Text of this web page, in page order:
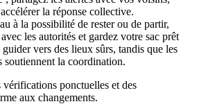
la réponse collective.
à la possibilité de rester ou de partir,
les autorités et gardez votre sac prêt
vers des lieux sûrs, tandis que les
soutiennent la coordination.
vérifications ponctuelles et des
aux changements.